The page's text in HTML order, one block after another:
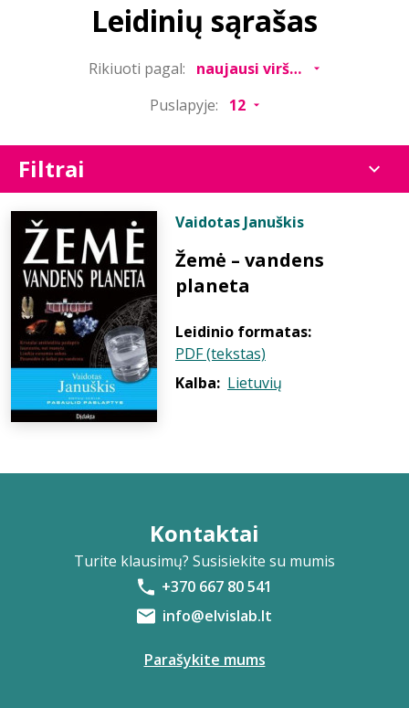
Leidinių sąrašas
Rikiuoti pagal:
Puslapyje:
Filtrai
Vaidotas Januškis
Žemė – vandens
planeta
Leidinio formatas:
PDF (tekstas)
Kalba: Lietuvių
Kontaktai
Turite klausimų? Susisiekite su mumis
+370 667 80 541
info@elvislab.lt
Parašykite mums